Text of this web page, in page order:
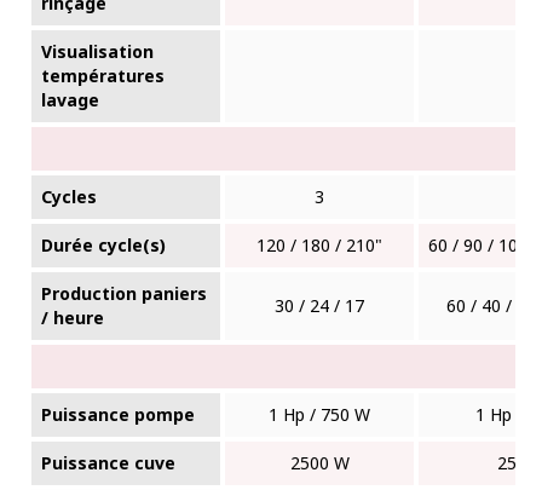
Visualisation
températures
lavage
Cycles 3
Durée cycle(s) 120 / 180 / 210" 60 / 90 / 100
Production paniers
/ heure
30 / 24 / 17 60 / 40 / 36
Puissance pompe 1 Hp / 750 W 1 Hp /
Puissance cuve 2500 W 2500